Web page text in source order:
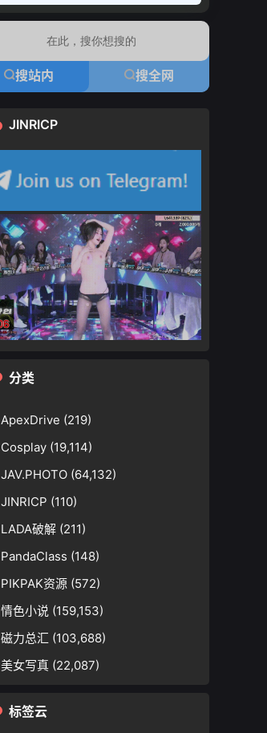
搜站内 搜全网
JINRICP
分类
ApexDrive (219)
Cosplay (19,114)
JAV.PHOTO (64,132)
JINRICP (110)
LADA破解 (211)
PandaClass (148)
PIKPAK资源 (572)
情色小说 (159,153)
磁力总汇 (103,688)
美女写真 (22,087)
标签云